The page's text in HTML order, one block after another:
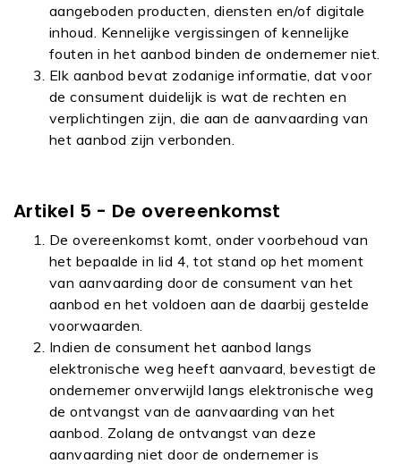
aangeboden producten, diensten en/of digitale
inhoud. Kennelijke vergissingen of kennelijke
fouten in het aanbod binden de ondernemer niet.
Elk aanbod bevat zodanige informatie, dat voor
de consument duidelijk is wat de rechten en
verplichtingen zijn, die aan de aanvaarding van
het aanbod zijn verbonden.
Artikel 5 - De overeenkomst
De overeenkomst komt, onder voorbehoud van
het bepaalde in lid 4, tot stand op het moment
van aanvaarding door de consument van het
aanbod en het voldoen aan de daarbij gestelde
voorwaarden.
Indien de consument het aanbod langs
elektronische weg heeft aanvaard, bevestigt de
ondernemer onverwijld langs elektronische weg
de ontvangst van de aanvaarding van het
aanbod. Zolang de ontvangst van deze
aanvaarding niet door de ondernemer is